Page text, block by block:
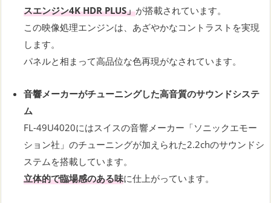
スエンジン4K HDR PLUS」が搭載されています。
この映像処理エンジンは、あざやかなコントラストを実現
します。
パネルと相まって高品位な色再現がなされています。
音響メーカーがチューニングした高音質のサウンドシステ
ム
FL-49U4020にはスイスの音響メーカー「ソニックエモー
ション社」のチューニングが加えられた2.2chのサウンドシ
ステムを搭載しています。
立体的で臨場感のある味に仕上がっています。